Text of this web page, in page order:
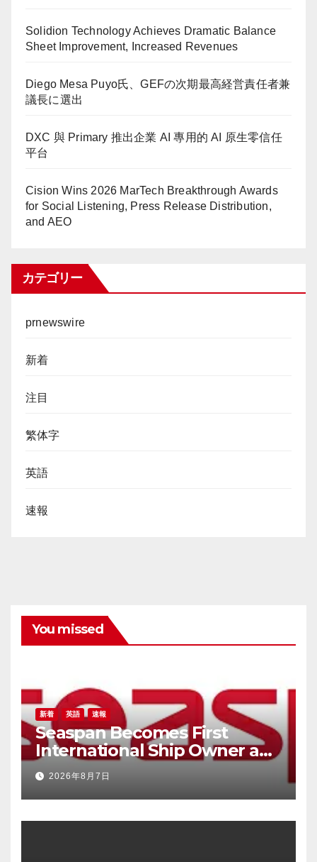
Solidion Technology Achieves Dramatic Balance
Sheet Improvement, Increased Revenues
Diego Mesa Puyo氏、GEFの次期最高経営責任者兼
議長に選出
DXC 與 Primary 推出企業 AI 專用的 AI 原生零信任
平台
Cision Wins 2026 MarTech Breakthrough Awards
for Social Listening, Press Release Distribution,
and AEO
カテゴリー
prnewswire
新着
注目
繁体字
英語
速報
You missed
新着 英語 速報
Seaspan Becomes First
International Ship Owner and
Operator to Access China’s
Panda Bond Market
2026年8月7日